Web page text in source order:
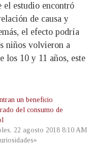
el estudio encontró
de causa y
el efecto podría
niños volvieron a
los 10 y 11 años, este
un beneficio
del consumo de
22 agosto 2018 8:10 AM